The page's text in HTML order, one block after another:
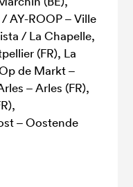
AY-ROOP – Ville
/ La Chapelle,
(FR), La
de Markt –
– Arles (FR),
– Oostende